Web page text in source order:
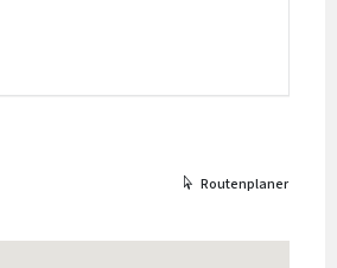
Routenplaner